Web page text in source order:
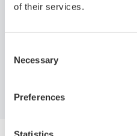
of their services.
Selection
Necessary
Preferences
Statistics
van MARIN